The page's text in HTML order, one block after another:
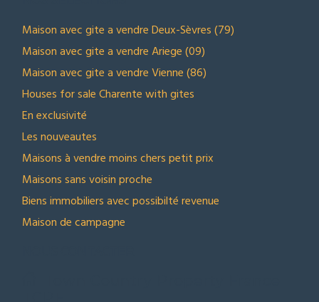
Maison avec gite a vendre Deux-Sèvres (79)
Maison avec gite a vendre Ariege (09)
Maison avec gite a vendre Vienne (86)
Houses for sale Charente with gites
En exclusivité
Les nouveautes
Maisons à vendre moins chers petit prix
Maisons sans voisin proche
Biens immobiliers avec possibilté revenue
Maison de campagne